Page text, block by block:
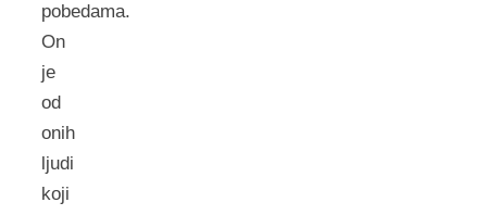
pobedama.
On
je
od
onih
ljudi
koji